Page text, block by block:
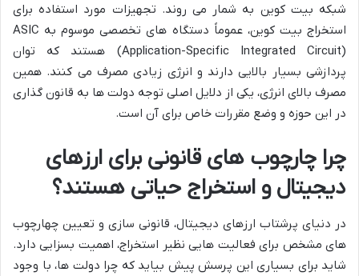
شبکه بیت کوین به شمار می روند. تجهیزات مورد استفاده برای
استخراج بیت کوین، عموماً دستگاه های تخصصی موسوم به ASIC
(Application-Specific Integrated Circuit) هستند که توان
پردازشی بسیار بالایی دارند و انرژی زیادی مصرف می کنند. همین
مصرف بالای انرژی، یکی از دلایل اصلی توجه دولت ها به قانون گذاری
در این حوزه و وضع مقررات خاص برای آن است.
چرا چارچوب های قانونی برای ارزهای
دیجیتال و استخراج حیاتی هستند؟
در دنیای پرشتاب ارزهای دیجیتال، قانونی سازی و تعیین چهارچوب
های مشخص برای فعالیت هایی نظیر استخراج، اهمیت بسزایی دارد.
شاید برای بسیاری این پرسش پیش بیاید که چرا دولت ها، با وجود